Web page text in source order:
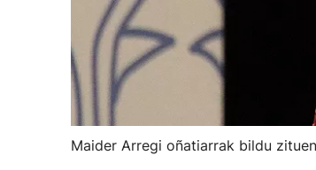
Maider Arregi oñatiarrak bildu